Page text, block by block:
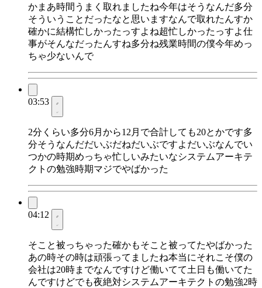
かまあ時間うまく取れましたね今年はそうなんだ多分
そういうことだったなと思いますなんで取れたんすか
確かに結構忙しかったっすよね超忙しかったっすよ仕
事がそんなだったんすね多分ね残業時間の僕今年めっ
ちゃ少ないんで
03:53
2分くらい多分6月から12月で合計しても20とかです多
分そうなんだだいぶだねだいぶですよだいぶなんでい
つかの時期めっちゃ忙しいみたいなシステムアーキテ
クトの勉強時期マジでやばかった
04:12
そこと被っちゃった確かもそこと被ってたやばかった
あの時その時は頑張ってましたね本当にそれこそ僕の
会社は20時までなんですけど働いてて土日も働いてた
んですけどでも夜絶対システムアーキテクトの勉強2時